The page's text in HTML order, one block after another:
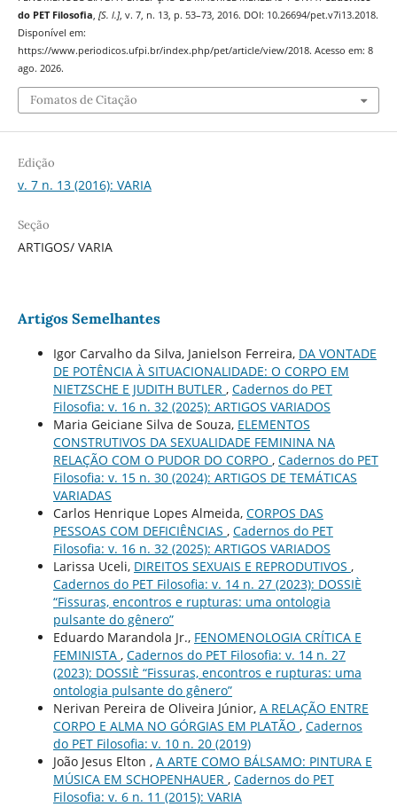
do PET Filosofia, [S. l.], v. 7, n. 13, p. 53–73, 2016. DOI: 10.26694/pet.v7i13.2018.
Disponível em:
https://www.periodicos.ufpi.br/index.php/pet/article/view/2018. Acesso em: 8
ago. 2026.
Fomatos de Citação
Edição
v. 7 n. 13 (2016): VARIA
Seção
ARTIGOS/ VARIA
Artigos Semelhantes
Igor Carvalho da Silva, Janielson Ferreira, DA VONTADE
DE POTÊNCIA À SITUACIONALIDADE: O CORPO EM
NIETZSCHE E JUDITH BUTLER , Cadernos do PET
Filosofia: v. 16 n. 32 (2025): ARTIGOS VARIADOS
Maria Geiciane Silva de Souza, ELEMENTOS
CONSTRUTIVOS DA SEXUALIDADE FEMININA NA
RELAÇÃO COM O PUDOR DO CORPO , Cadernos do PET
Filosofia: v. 15 n. 30 (2024): ARTIGOS DE TEMÁTICAS
VARIADAS
Carlos Henrique Lopes Almeida, CORPOS DAS
PESSOAS COM DEFICIÊNCIAS , Cadernos do PET
Filosofia: v. 16 n. 32 (2025): ARTIGOS VARIADOS
Larissa Uceli, DIREITOS SEXUAIS E REPRODUTIVOS ,
Cadernos do PET Filosofia: v. 14 n. 27 (2023): DOSSIÈ
“Fissuras, encontros e rupturas: uma ontologia
pulsante do gênero”
Eduardo Marandola Jr., FENOMENOLOGIA CRÍTICA E
FEMINISTA , Cadernos do PET Filosofia: v. 14 n. 27
(2023): DOSSIÈ “Fissuras, encontros e rupturas: uma
ontologia pulsante do gênero”
Nerivan Pereira de Oliveira Júnior, A RELAÇÃO ENTRE
CORPO E ALMA NO GÓRGIAS EM PLATÃO , Cadernos
do PET Filosofia: v. 10 n. 20 (2019)
João Jesus Elton , A ARTE COMO BÁLSAMO: PINTURA E
MÚSICA EM SCHOPENHAUER , Cadernos do PET
Filosofia: v. 6 n. 11 (2015): VARIA